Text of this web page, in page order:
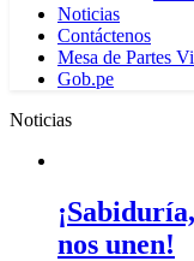
Noticias
Contáctenos
Mesa de Partes
Gob.pe
Noticias
nos unen!